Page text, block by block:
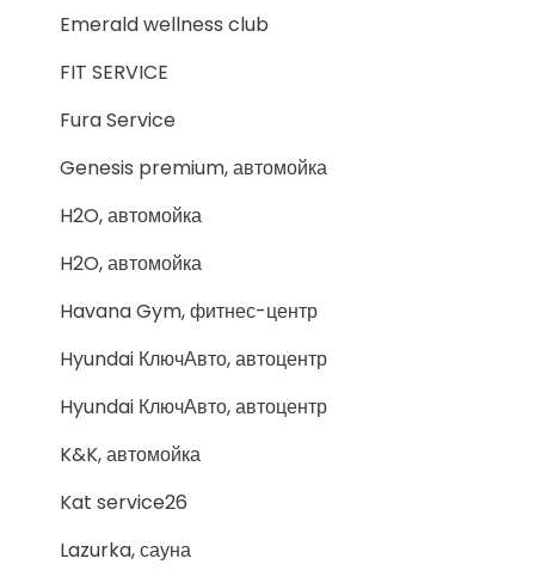
Emerald wellness club
FIT SERVICE
Fura Service
Genesis premium, автомойка
H2O, автомойка
H2O, автомойка
Havana Gym, фитнес-центр
Hyundai КлючАвто, автоцентр
Hyundai КлючАвто, автоцентр
K&K, автомойка
Kat service26
Lazurka, сауна